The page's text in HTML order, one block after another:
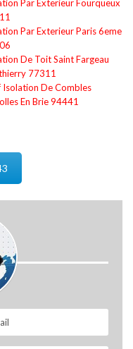
Par Exterieur Fourqueux
Par Exterieur Paris 6eme
De Toit Saint Fargeau
77311
Isolation De Combles
En Brie 94441